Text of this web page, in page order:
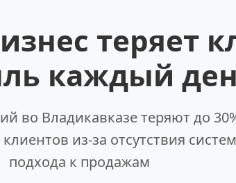
теряет
каждый
во Владикавказе теряют до
из-за отсутствия
подхода к продажам